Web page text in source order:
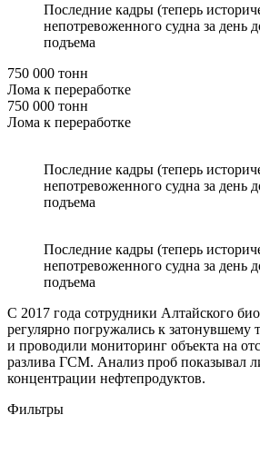
Последние кадры (теперь
непотревоженного судна за день
подъема
750 000 тонн
Лома к переработке
750 000 тонн
Лома к переработке
Последние кадры (теперь
непотревоженного судна за день
подъема
Последние кадры (теперь
непотревоженного судна за день
подъема
С 2017 года сотрудники Алтайского
регулярно погружались к затонувшему
и проводили мониторинг объекта на
разлива ГСМ. Анализ проб показывал
концентрации нефтепродуктов.
Фильтры